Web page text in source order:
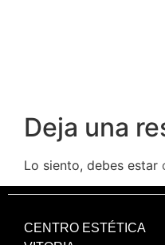
Deja una
Lo siento, debes estar
CENTRO ESTÉTICA